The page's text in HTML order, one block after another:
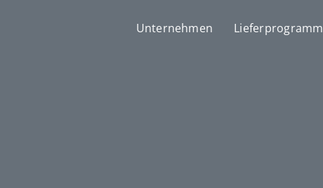
Unternehmen Lieferprogramm